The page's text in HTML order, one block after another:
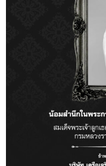
การแก้ปัญหาเ
ก
ส